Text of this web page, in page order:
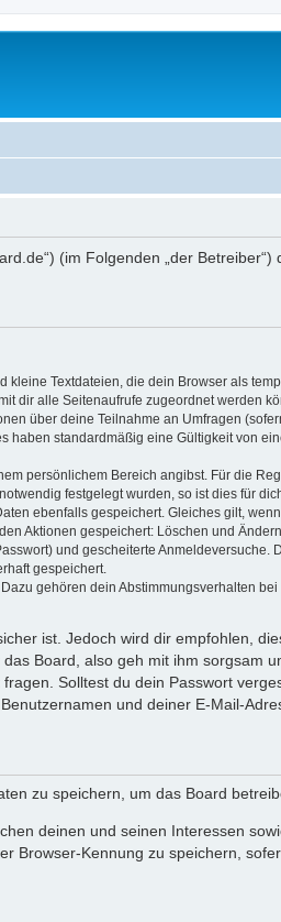
(im Folgenden „der
Textdateien, die dein Browser als
dir alle Seitenaufrufe zugeordnet werden
über deine Teilnahme an Umfragen
standardmäßig eine Gültigkeit von
persönlichem Bereich angibst. Für die
festgelegt wurden, so ist dies für
ebenfalls gespeichert. Gleiches gilt,
Aktionen gespeichert: Löschen und
und gescheiterte Anmeldeversuche.
gespeichert.
gehören dein Abstimmungsverhalten
ist. Jedoch wird dir empfohlen,
Board, also geh mit ihm sorgsam
Solltest du dein Passwort
und deiner E-Mail-
zu speichern, um das Board
deinen und seinen Interessen
Browser-Kennung zu speichern,